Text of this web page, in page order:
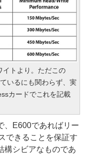
イトより。ただこの
いるにも関わらず、実
カードでこれを記載
E600であればリー
できることを保証す
構シビアなものであ